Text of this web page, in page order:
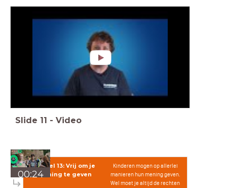
Slide 11 - Video
00:24
Artikel 13: Vrij om je
mening te geven
Kinderen mogen op allerlei
manieren hun mening geven.
Wel moet je altijd de rechten